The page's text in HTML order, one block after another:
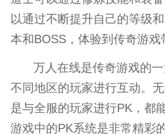
以通过不断提升自己的等级
本和BOSS，体验到传奇游戏
万人在线是传奇游戏的
不同地区的玩家进行互动。
是与全服的玩家进行PK，都
游戏中的PK系统是非常精彩